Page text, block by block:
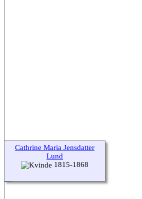
Cathrine Maria Jensdatter
Lund
1815-1868